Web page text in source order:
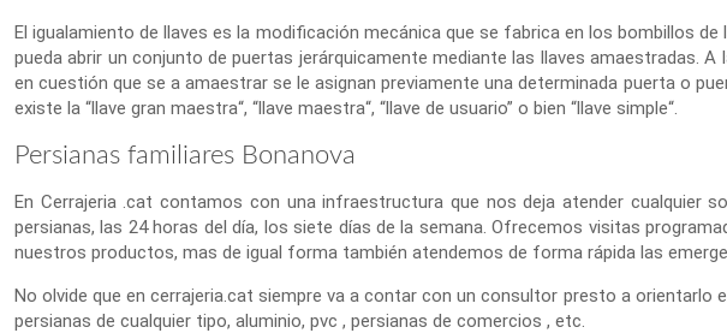
El igualamiento de llaves es la modificación mecánica que se fabrica en los bombillos
pueda abrir un conjunto de puertas jerárquicamente mediante las llaves amaestradas. A
en cuestión que se a amaestrar se le asignan previamente una determinada puerta o
existe la “llave gran maestra“, “llave maestra“, “llave de usuario” o bien “llave simple“.
Persianas familiares Bonanova
En Cerrajeria .cat contamos con una infraestructura que nos deja atender cualquier
persianas, las 24 horas del día, los siete días de la semana. Ofrecemos visitas
nuestros productos, mas de igual forma también atendemos de forma rápida las
No olvide que en cerrajeria.cat siempre va a contar con un consultor presto a orientarlo
persianas de cualquier tipo, aluminio, pvc , persianas de comercios , etc.